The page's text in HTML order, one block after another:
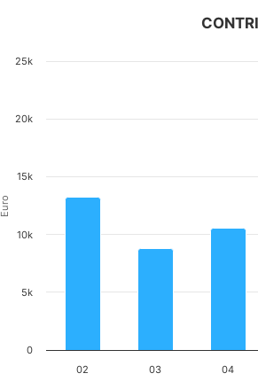
Euro
02 03 04
0
5k
10k
15k
20k
25k